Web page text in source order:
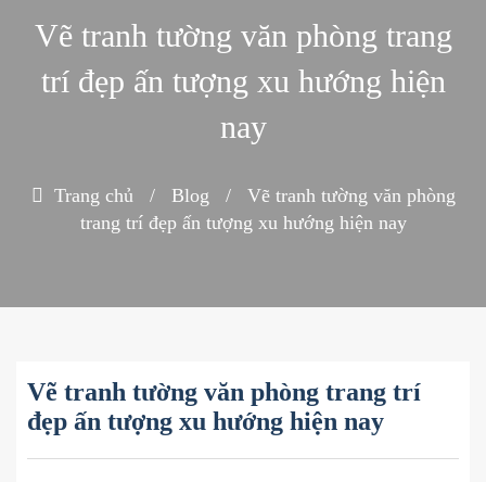
Vẽ tranh tường văn phòng trang
trí đẹp ấn tượng xu hướng hiện
nay
Trang chủ / Blog /
Vẽ tranh tường văn phòng
trang trí đẹp ấn tượng xu hướng hiện nay
Vẽ tranh tường văn phòng trang trí
đẹp ấn tượng xu hướng hiện nay